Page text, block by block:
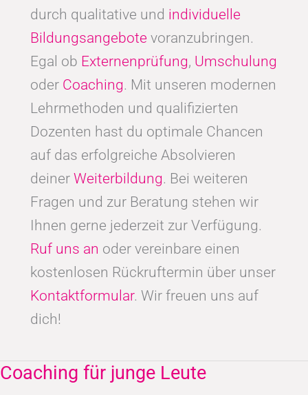
durch qualitative und individuelle
Bildungsangebote voranzubringen.
Egal ob Externenprüfung, Umschulung
oder Coaching. Mit unseren modernen
Lehrmethoden und qualifizierten
Dozenten hast du optimale Chancen
auf das erfolgreiche Absolvieren
deiner Weiterbildung. Bei weiteren
Fragen und zur Beratung stehen wir
Ihnen gerne jederzeit zur Verfügung.
Ruf uns an oder vereinbare einen
kostenlosen Rückruftermin über unser
Kontaktformular. Wir freuen uns auf
dich!
Coaching für junge Leute
Coaching